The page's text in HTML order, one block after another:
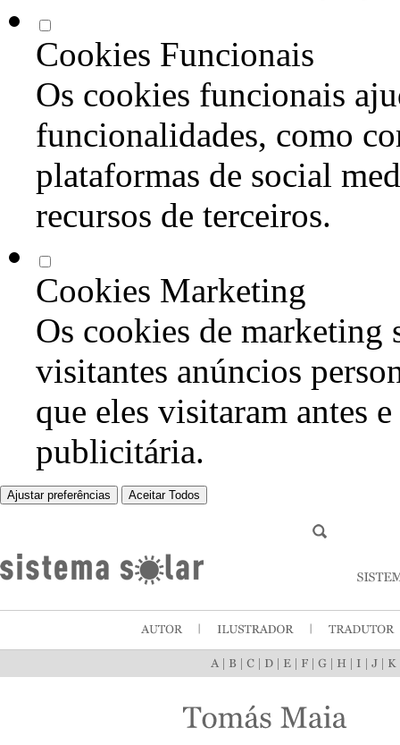
Cookies Funcionais
Os cookies funcionais
funcionalidades, como
plataformas de social
recursos de terceiros.
Cookies Marketing
Os cookies de marketing
visitantes anúncios
que eles visitaram antes
publicitária.
Ajustar preferências Aceitar Todos